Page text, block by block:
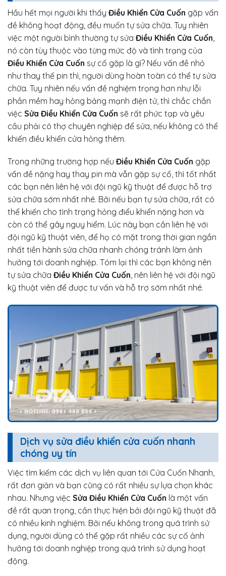
Hầu hết mọi người khi thấy Điều Khiển Cửa Cuốn gặp vấn
đề không hoạt động, đều muốn tự sửa chữa. Tuy nhiên
việc một người bình thường tự sửa Điều Khiển Cửa Cuốn
nó còn tùy thuộc vào từng mức độ và tình trạng của
Điều Khiển Cửa Cuốn sự cố gặp là gì? Nếu vấn đề nhỏ
như thay thế pin thì, người dùng hoàn toàn có thể tự sửa
chữa. Tuy nhiên nếu vấn đề nghiệm trọng hơn như lỗi
phần mềm hay hỏng bảng mạnh điện tử, thì chắc chắn
việc Sửa Điều Khiển Cửa Cuốn sẽ rất phức tạp và yêu
cầu phải có thợ chuyên nghiệp để sửa, nếu không có thể
khiến điều khiển cửa hỏng thêm.
Trong những trường hợp nếu Điều Khiển Cửa Cuốn gặp
vấn đề nặng hay thay pin mà vẫn gặp sự cố, thì tốt nhất
các bạn nên liên hệ với đội ngũ kỹ thuật để được hỗ trợ
sửa chữa sớm nhất nhé. Bởi nếu bạn tự sửa chữa, rất có
thể khiến cho tình trạng hỏng điểu khiển nặng hơn và
còn có thể gây nguy hiểm. Lúc này bạn cần liên hệ với
đội ngũ kỹ thuật viên, để họ có mặt trong thời gian ngắn
nhất tiền hành sửa chữa nhanh chóng tránh làm ảnh
hưởng tới doanh nghiệp. Tóm lại thì các bạn không nên
tự sửa chữa Điều Khiển Cửa Cuốn, nên liên hệ với đội ngũ
kỹ thuật viên để được tư vấn và hỗ trợ sớm nhất nhé.
Dịch vụ sửa điều khiển cửa cuốn nhanh
chóng uy tín
Việc tìm kiếm các dịch vụ liên quan tới Cửa Cuốn Nhanh,
rất đơn giản và bạn cũng có rất nhiều sự lựa chọn khác
nhau. Nhưng việc Sửa Điều Khiển Cửa Cuốn là một vấn
đề rất quan trọng, cần thực hiện bởi đội ngũ kỹ thuật đã
có nhiều kinh nghiệm. Bởi nếu không trong quá trình sử
dụng, người dùng có thể gặp rất nhiều các sự cố ảnh
hưởng tới doanh nghiệp trong quá trình sử dụng hoạt
động.